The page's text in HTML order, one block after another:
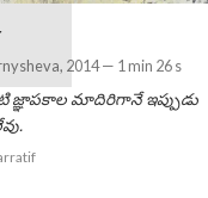
, 2014— 1 min 26 s
జ్ఞాపకాల మాదిరిగానే ఇప్పుడు